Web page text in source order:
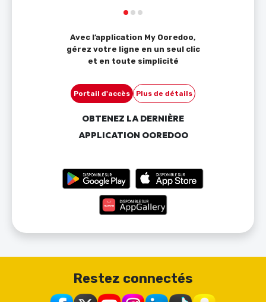
Avec l’application My Ooredoo,
gérez votre ligne en un seul clic
et en toute simplicité
Portail d'accès Plus de détails
OBTENEZ LA DERNIÈRE
APPLICATION OOREDOO
Restez connectés